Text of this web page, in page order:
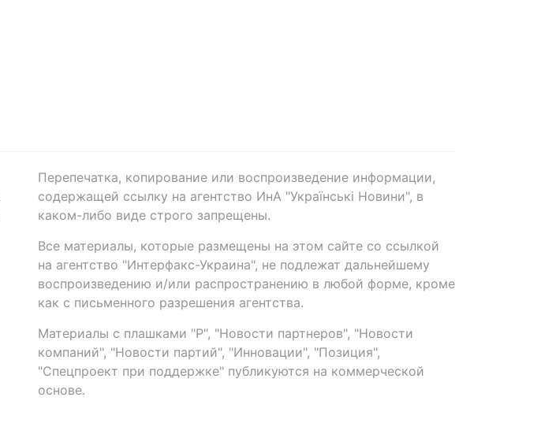
Перепечатка, копирование или воспроизведение информации,
содержащей ссылку на агентство ИнА "Українські Новини", в
каком-либо виде строго запрещены.
Все материалы, которые размещены на этом сайте со ссылкой
на агентство "Интерфакс-Украина", не подлежат дальнейшему
воспроизведению и/или распространению в любой форме, кроме
как с письменного разрешения агентства.
Материалы с плашками "Р", "Новости партнеров", "Новости
компаний", "Новости партий", "Инновации", "Позиция",
"Спецпроект при поддержке" публикуются на коммерческой
основе.